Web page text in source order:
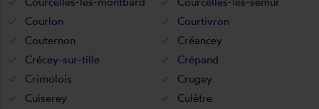
Courlon
Courtivron
Couternon
Créancey
Crécey-sur-tille
Crépand
Crimolois
Crugey
Cuiserey
Culètre